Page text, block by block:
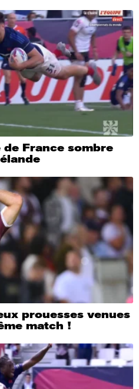
de France sombre
prouesses venues
match !